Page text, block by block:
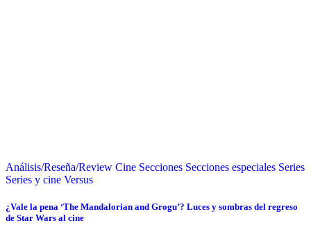
Análisis/Reseña/Review Cine Secciones Secciones especiales Series
Series y cine Versus
¿Vale la pena ‘The Mandalorian and Grogu’? Luces y sombras del regreso
de Star Wars al cine